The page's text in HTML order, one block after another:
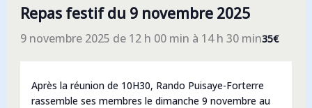
Repas festif du 9 novembre 2025
9 novembre 2025 de 12 h 00 min à 14 h 30 min35€
Après la réunion de 10H30, Rando Puisaye-Forterre
rassemble ses membres le dimanche 9 novembre au